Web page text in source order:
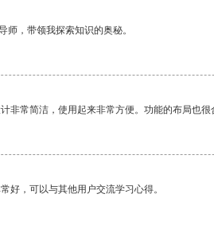
师，带领我探索知识的奥秘。
非常简洁，使用起来非常方便。功能的布局也很
好，可以与其他用户交流学习心得。